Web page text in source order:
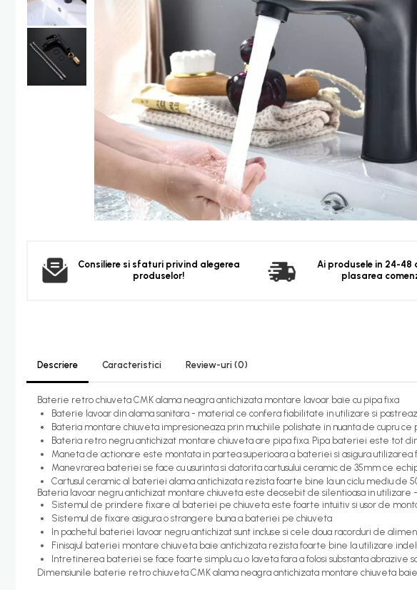
Furtun dus
Set dus complet echipat
Suport prindere para dus
Baterie salon
Baterii cada-Coloana dus
Dus baie complet
Dispenser hartie-sapun
Dispensere sapun lichid
Corpuri Iluminat
Incalzire
Calorifere electrice
Uscatoare senzor
Uscatoare de maini
Uscatoare tip Hotel
Instalatii sanitare - termice
Filtre apa
Racorduri alimentare
Robinet coltar
Consiliere si sfaturi privind alegerea
produselor!
Ai produsele in 24-48
plasarea
Descriere Caracteristici Review-uri (0)
Baterie retro chiuveta CMK alama neagra antichizata montare lavoar baie cu pipa fixa
Baterie lavoar din alama sanitara - material ce confera fiabilitate in utilizare si
Bateria montare chiuveta impresioneaza prin muchiile polishate in nuanta de cupru
Bateria retro negru antichizat montare chiuveta are pipa fixa. Pipa bateriei este tot
Maneta de actionare este montata in partea superioara a bateriei si asigura
Manevrarea bateriei se face cu usurinta si datorita cartusului ceramic de 35mm ce
Cartusul ceramic al bateriei alama antichizata rezista foarte bine la un ciclu mediu de
Bateria lavoar negru antichizat montare chiuveta este deosebit de silentioasa in
Sistemul de prindere fixare al bateriei pe chiuveta este foarte intuitiv si usor de
Sistemul de fixare asigura o strangere buna a bateriei pe chiuveta
In pachetul bateriei lavoar negru antichizat sunt incluse si cele doua racorduri de
Finisajul bateriei montare chiuveta baie antichizata rezista foarte bine la utilizare
Intretinerea bateriei se face foarte simplu cu o laveta fara a folosi substanta abrazive
Dimensiunile baterie retro chiuveta CMK alama neagra antichizata montare chiuveta